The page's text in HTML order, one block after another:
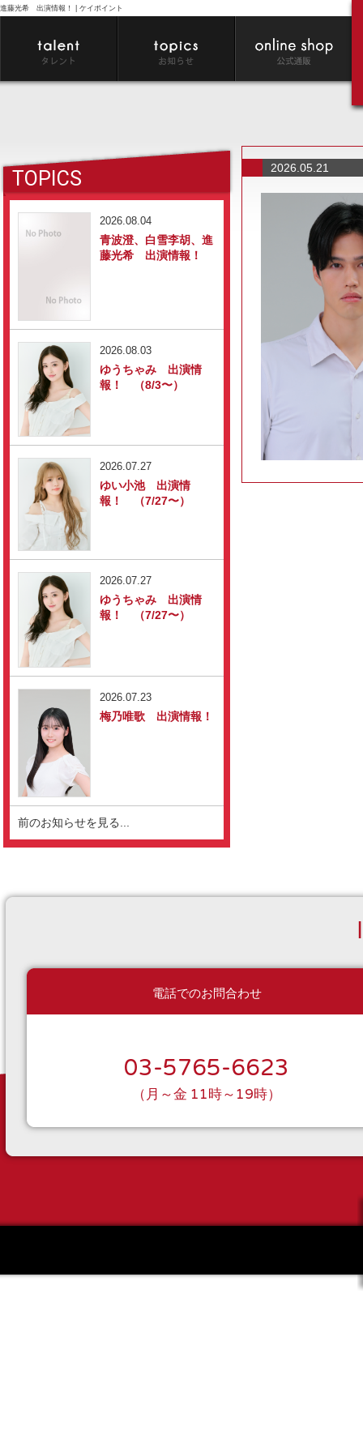
進藤光希 出演情報！ | ケイポイント
TOPICS
2026.08.04
青波澄、白雪李胡、進
藤光希 出演情報！
2026.08.03
ゆうちゃみ 出演情
報！ （8/3〜）
2026.07.27
ゆい小池 出演情
報！ （7/27〜）
2026.07.27
ゆうちゃみ 出演情
報！ （7/27〜）
2026.07.23
梅乃唯歌 出演情報！
前のお知らせを見る...
2026.05.21
電話でのお問合わせ
03-5765-6623
（月～金 11時～19時）